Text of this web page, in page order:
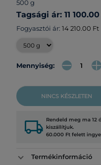
500 g
Tagsági ár: 11
Fogyasztói ár: 14 210.00 Ft
Mennyiség:
NINCS KÉSZLETEN
local_shipping Rendeld meg ma 12
kiszállítjuk.
60.000 Ft felett
Termékinformáció